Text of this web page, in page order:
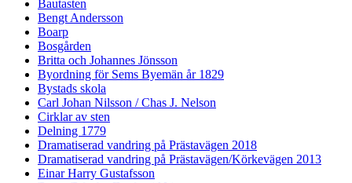
Bautasten
Bengt Andersson
Boarp
Bosgården
Britta och Johannes Jönsson
Byordning för Sems Byemän år 1829
Bystads skola
Carl Johan Nilsson / Chas J. Nelson
Cirklar av sten
Delning 1779
Dramatiserad vandring på Prästavägen 2018
Dramatiserad vandring på Prästavägen/Körkevägen 2013
Einar Harry Gustafsson